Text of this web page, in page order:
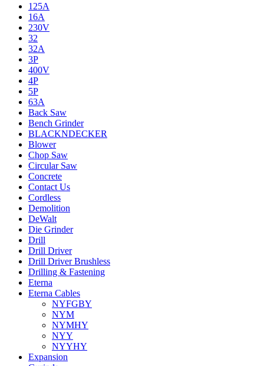
125A
16A
230V
32
32A
3P
400V
4P
5P
63A
Back Saw
Bench Grinder
BLACKNDECKER
Blower
Chop Saw
Circular Saw
Concrete
Contact Us
Cordless
Demolition
DeWalt
Die Grinder
Drill
Drill Driver
Drill Driver Brushless
Drilling & Fastening
Eterna
Eterna Cables
NYFGBY
NYM
NYMHY
NYY
NYYHY
Expansion